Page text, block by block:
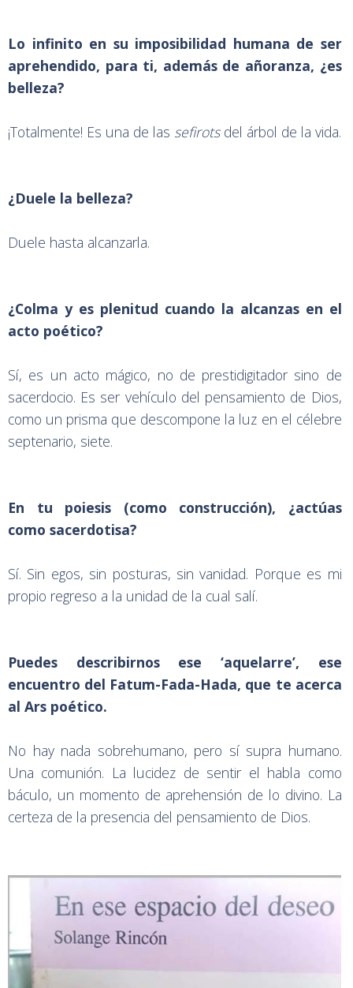
Lo infinito en su imposibilidad humana de ser
aprehendido, para ti, además de añoranza, ¿es
belleza?
¡Totalmente! Es una de las sefirotsdel árbol de la vida.
¿Duele la belleza?
Duele hasta alcanzarla.
¿Colma y es plenitud cuando la alcanzas en el
acto poético?
Sí, es un acto mágico, no de prestidigitador sino de
sacerdocio. Es ser vehículo del pensamiento de Dios,
como un prisma que descompone la luz en el célebre
septenario, siete.
En tu poiesis (como construcción), ¿actúas
como sacerdotisa?
Sí. Sin egos, sin posturas, sin vanidad. Porque es mi
propio regreso a la unidad de la cual salí.
Puedes describirnos ese ‘aquelarre’, ese
encuentro del Fatum-Fada-Hada, que te acerca
al Ars poético.
No hay nada sobrehumano, pero sí supra humano.
Una comunión. La lucidez de sentir el habla como
báculo, un momento de aprehensión de lo divino. La
certeza de la presencia del pensamiento de Dios.